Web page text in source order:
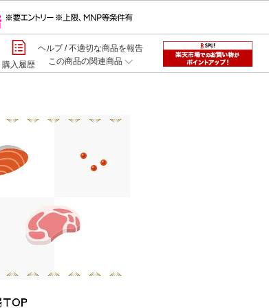
購入履歴
ヘルプ/不適切な商品を報告
この商品の関連商品